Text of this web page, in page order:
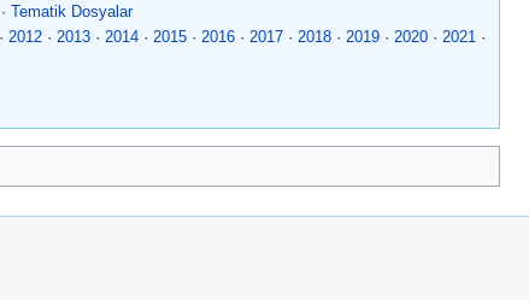
· Tematik Dosyalar
· 2012· 2013· 2014· 2015· 2016· 2017· 2018· 2019· 2020· 2021 ·